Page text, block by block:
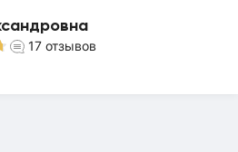
17 отзывов